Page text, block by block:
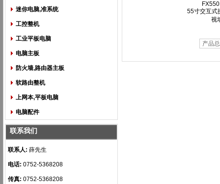
迷你电脑,准系统
工控整机
工业平板电脑
电脑主板
防火墙,路由器主板
软路由整机
上网本,平板电脑
电脑配件
联系我们
联系人: 薛先生
电话: 0752-5368208
传真: 0752-5368208
55寸交互式
视
产品